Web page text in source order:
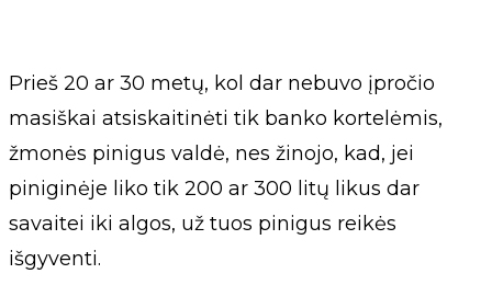
Prieš 20 ar 30 metų, kol dar nebuvo įpročio
masiškai atsiskaitinėti tik banko kortelėmis,
žmonės pinigus valdė, nes žinojo, kad, jei
piniginėje liko tik 200 ar 300 litų likus dar
savaitei iki algos, už tuos pinigus reikės
išgyventi.